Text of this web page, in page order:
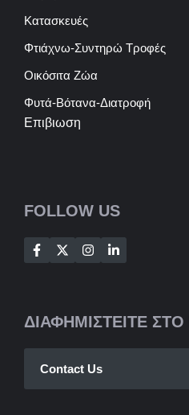
Κατασκευές
Φτιάχνω-Συντηρώ Τροφές
Οικόσιτα Ζώα
Φυτά-Βότανα-Διατροφή
Επιβιωση
FOLLOW US
ΔΙΑΦΗΜΙΣΤΕΙΤΕ ΣΤΟ
Contact Us